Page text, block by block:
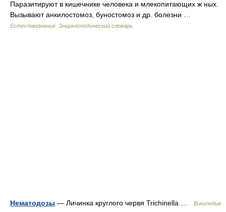
Паразитируют в кишечнике человека и млекопитающих ж ных.
Вызывают анкилостомоз, буностомоз и др. болезни …
Естествознание. Энциклопедический словарь
Нематодозы — Личинка круглого червя Trichinella … Википедия